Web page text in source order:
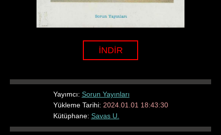
İNDİR
Yayımcı: Sorun Yayınları
Yükleme Tarihi: 2024.01.01 18:43:30
Kütüphane: Savas U.